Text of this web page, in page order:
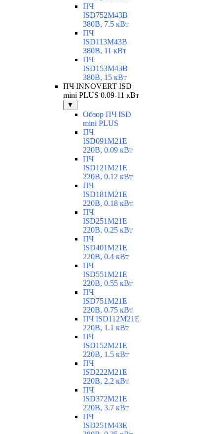
ПЧ
ISD752M43B
380В, 7.5 кВт
ПЧ
ISD113M43B
380В, 11 кВт
ПЧ
ISD153M43B
380В, 15 кВт
ПЧ INNOVERT ISD
mini PLUS 0.09-11 кВт
▼
Обзор ПЧ ISD
mini PLUS
ПЧ
ISD091M21E
220В, 0.09 кВт
ПЧ
ISD121M21E
220В, 0.12 кВт
ПЧ
ISD181M21E
220В, 0.18 кВт
ПЧ
ISD251M21E
220В, 0.25 кВт
ПЧ
ISD401M21E
220В, 0.4 кВт
ПЧ
ISD551M21E
220В, 0.55 кВт
ПЧ
ISD751M21E
220В, 0.75 кВт
ПЧ ISD112M21E
220В, 1.1 кВт
ПЧ
ISD152M21E
220В, 1.5 кВт
ПЧ
ISD222M21E
220В, 2.2 кВт
ПЧ
ISD372M21E
220В, 3.7 кВт
ПЧ
ISD251M43E